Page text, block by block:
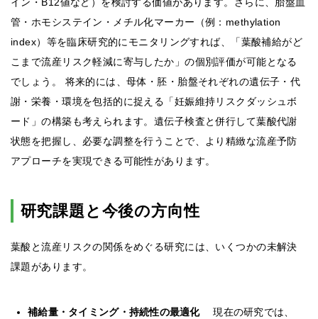
イン・B12値など）を検討する価値があります。さらに、胎盤血
管・ホモシステイン・メチル化マーカー（例：methylation
index）等を臨床研究的にモニタリングすれば、「葉酸補給がど
こまで流産リスク軽減に寄与したか」の個別評価が可能となる
でしょう。 将来的には、母体・胚・胎盤それぞれの遺伝子・代
謝・栄養・環境を包括的に捉える「妊娠維持リスクダッシュボ
ード」の構築も考えられます。遺伝子検査と併行して葉酸代謝
状態を把握し、必要な調整を行うことで、より精緻な流産予防
アプローチを実現できる可能性があります。
研究課題と今後の方向性
葉酸と流産リスクの関係をめぐる研究には、いくつかの未解決
課題があります。
補給量・タイミング・持続性の最適化
現在の研究では、